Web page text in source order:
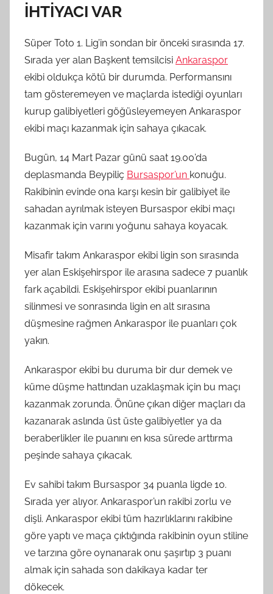
İHTİYACI VAR
Süper Toto 1. Lig’in sondan bir önceki sırasında 17.
Sırada yer alan Başkent temsilcisi Ankaraspor
ekibi oldukça kötü bir durumda. Performansını
tam gösteremeyen ve maçlarda istediği oyunları
kurup galibiyetleri göğüsleyemeyen Ankaraspor
ekibi maçı kazanmak için sahaya çıkacak.
Bugün, 14 Mart Pazar günü saat 19.00’da
deplasmanda Beypiliç Bursaspor’un konuğu.
Rakibinin evinde ona karşı kesin bir galibiyet ile
sahadan ayrılmak isteyen Bursaspor ekibi maçı
kazanmak için varını yoğunu sahaya koyacak.
Misafir takım Ankaraspor ekibi ligin son sırasında
yer alan Eskişehirspor ile arasına sadece 7 puanlık
fark açabildi. Eskişehirspor ekibi puanlarının
silinmesi ve sonrasında ligin en alt sırasına
düşmesine rağmen Ankaraspor ile puanları çok
yakın.
Ankaraspor ekibi bu duruma bir dur demek ve
küme düşme hattından uzaklaşmak için bu maçı
kazanmak zorunda. Önüne çıkan diğer maçları da
kazanarak aslında üst üste galibiyetler ya da
beraberlikler ile puanını en kısa sürede arttırma
peşinde sahaya çıkacak.
Ev sahibi takım Bursaspor 34 puanla ligde 10.
Sırada yer alıyor. Ankaraspor’un rakibi zorlu ve
dişli. Ankaraspor ekibi tüm hazırlıklarını rakibine
göre yaptı ve maça çıktığında rakibinin oyun stiline
ve tarzına göre oynanarak onu şaşırtıp 3 puanı
almak için sahada son dakikaya kadar ter
dökecek.